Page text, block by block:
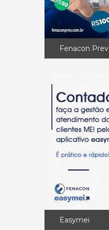
Fenacon Prev
Easymei